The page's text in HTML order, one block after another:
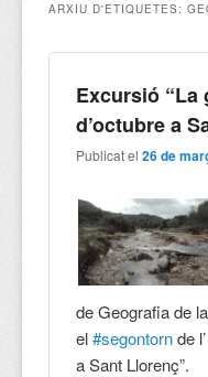
ARXIU D'ETIQUETES:
Excursió “La
d’octubre a
Publicat el26 de
de Geografia de
el#segontornde
a Sant Llorenç”.